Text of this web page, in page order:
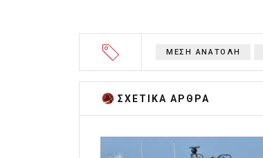
ΜΕΣΗ ΑΝΑΤΟΛΗ
ΣΧΕΤΙΚA AΡΘΡΑ